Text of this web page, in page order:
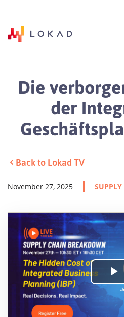
Die
der
Back to Lokad TV
November 27, 2025